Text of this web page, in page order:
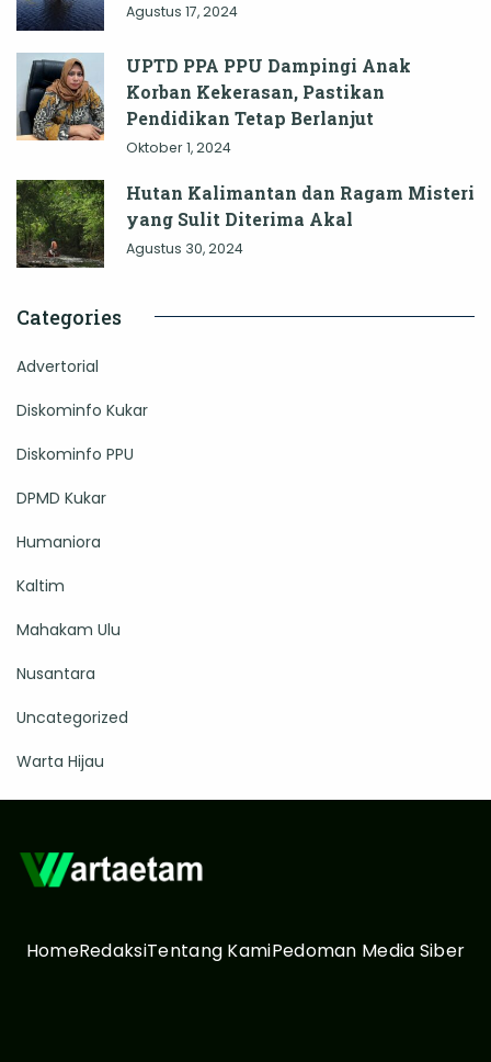
Agustus 17, 2024
UPTD PPA PPU Dampingi Anak
Korban Kekerasan, Pastikan
Pendidikan Tetap Berlanjut
Oktober 1, 2024
Hutan Kalimantan dan Ragam Misteri
yang Sulit Diterima Akal
Agustus 30, 2024
Categories
Advertorial
Diskominfo Kukar
Diskominfo PPU
DPMD Kukar
Humaniora
Kaltim
Mahakam Ulu
Nusantara
Uncategorized
Warta Hijau
HomeRedaksiTentang KamiPedoman Media Siber